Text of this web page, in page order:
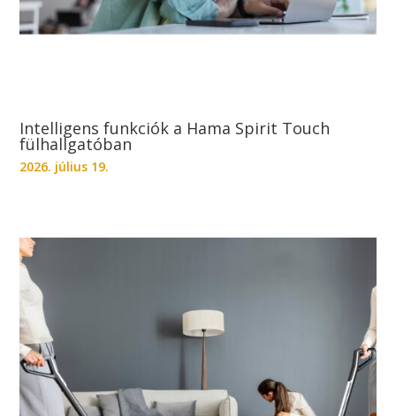
Intelligens funkciók a Hama Spirit Touch
fülhallgatóban
2026. július 19.